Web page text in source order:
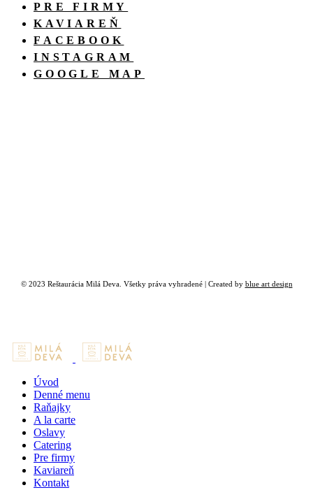
PRE FIRMY
KAVIAREŇ
FACEBOOK
INSTAGRAM
GOOGLE MAP
© 2023 Reštaurácia Milá Deva. Všetky práva vyhradené | Created by blue art design
Úvod
Denné menu
Raňajky
A la carte
Oslavy
Catering
Pre firmy
Kaviareň
Kontakt